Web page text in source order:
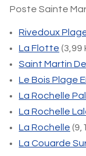
Poste Sainte
Rivedoux
La Flotte (3,99
Saint Martin
Le Bois Plage
La Rochelle
La Rochelle
La Rochelle
La Couarde